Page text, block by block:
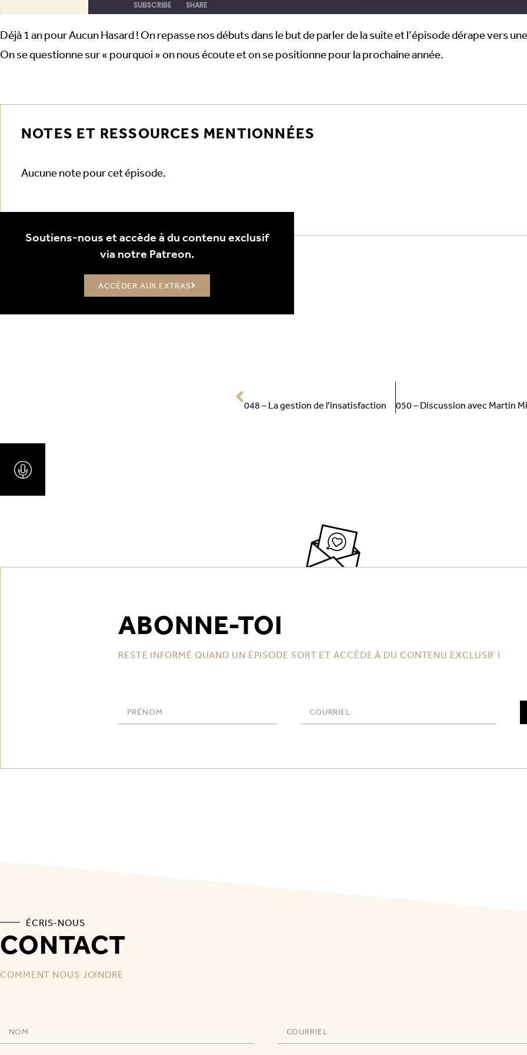
SUBSCRIBE SHARE
RSS FEED
SHARE
Déjà 1 an pour Aucun Hasard ! On repasse nos débuts dans le but de parler de la suite et l’épisode dérape vers
On se questionne sur « pourquoi » on nous écoute et on se positionne pour la prochaine année.
NOTES ET RESSOURCES MENTIONNÉES
Aucune note pour cet épisode.
Soutiens-nous et accède à du contenu exclusif
via notre Patreon.
ACCÉDER AUX EXTRAS
048 – La gestion de l’insatisfaction
ABONNE-TOI
RESTE INFORMÉ QUAND UN ÉPISODE SORT ET ACCÈDE À DU CONTENU EXCLUSIF !
ÉCRIS-NOUS
CONTACT
COMMENT NOUS JOINDRE